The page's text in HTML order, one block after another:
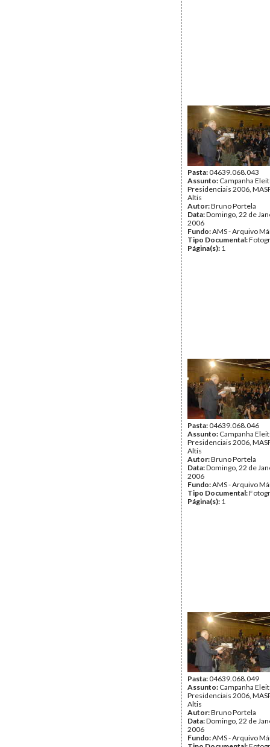
Pasta:04639.068.043
Assunto: Campanha
Presidenciais 2006,
Altis
Autor:Bruno Portela
Data:Domingo, 22 de
2006
Fundo:AMS - Arquivo
Tipo Documental:
Página(s): 1
Pasta:04639.068.046
Assunto: Campanha
Presidenciais 2006,
Altis
Autor:Bruno Portela
Data:Domingo, 22 de
2006
Fundo:AMS - Arquivo
Tipo Documental:
Página(s): 1
Pasta:04639.068.049
Assunto: Campanha
Presidenciais 2006,
Altis
Autor:Bruno Portela
Data:Domingo, 22 de
2006
Fundo:AMS - Arquivo